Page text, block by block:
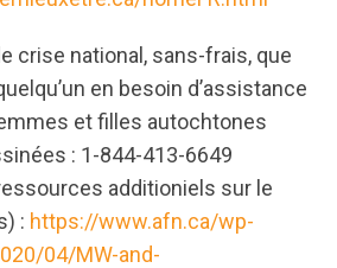
crise national, sans-frais, que
en besoin d’assistance
et filles autochtones
: 1-844-413-6649
additioniels sur le
: https://www.afn.ca/wp-
04/MW-and-